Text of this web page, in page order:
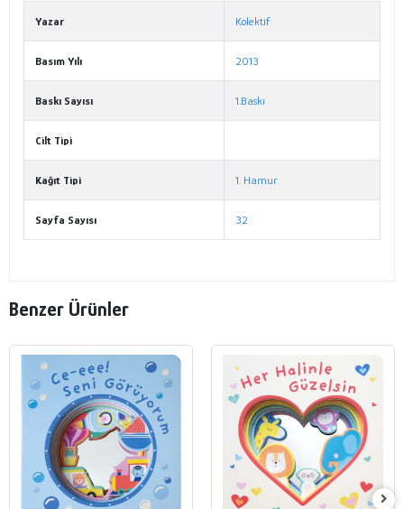
Yazar Kolektif
Basım Yılı 2013
Baskı Sayısı 1.Baskı
Cilt Tipi
Kağıt Tipi 1. Hamur
Sayfa Sayısı 32
Benzer Ürünler